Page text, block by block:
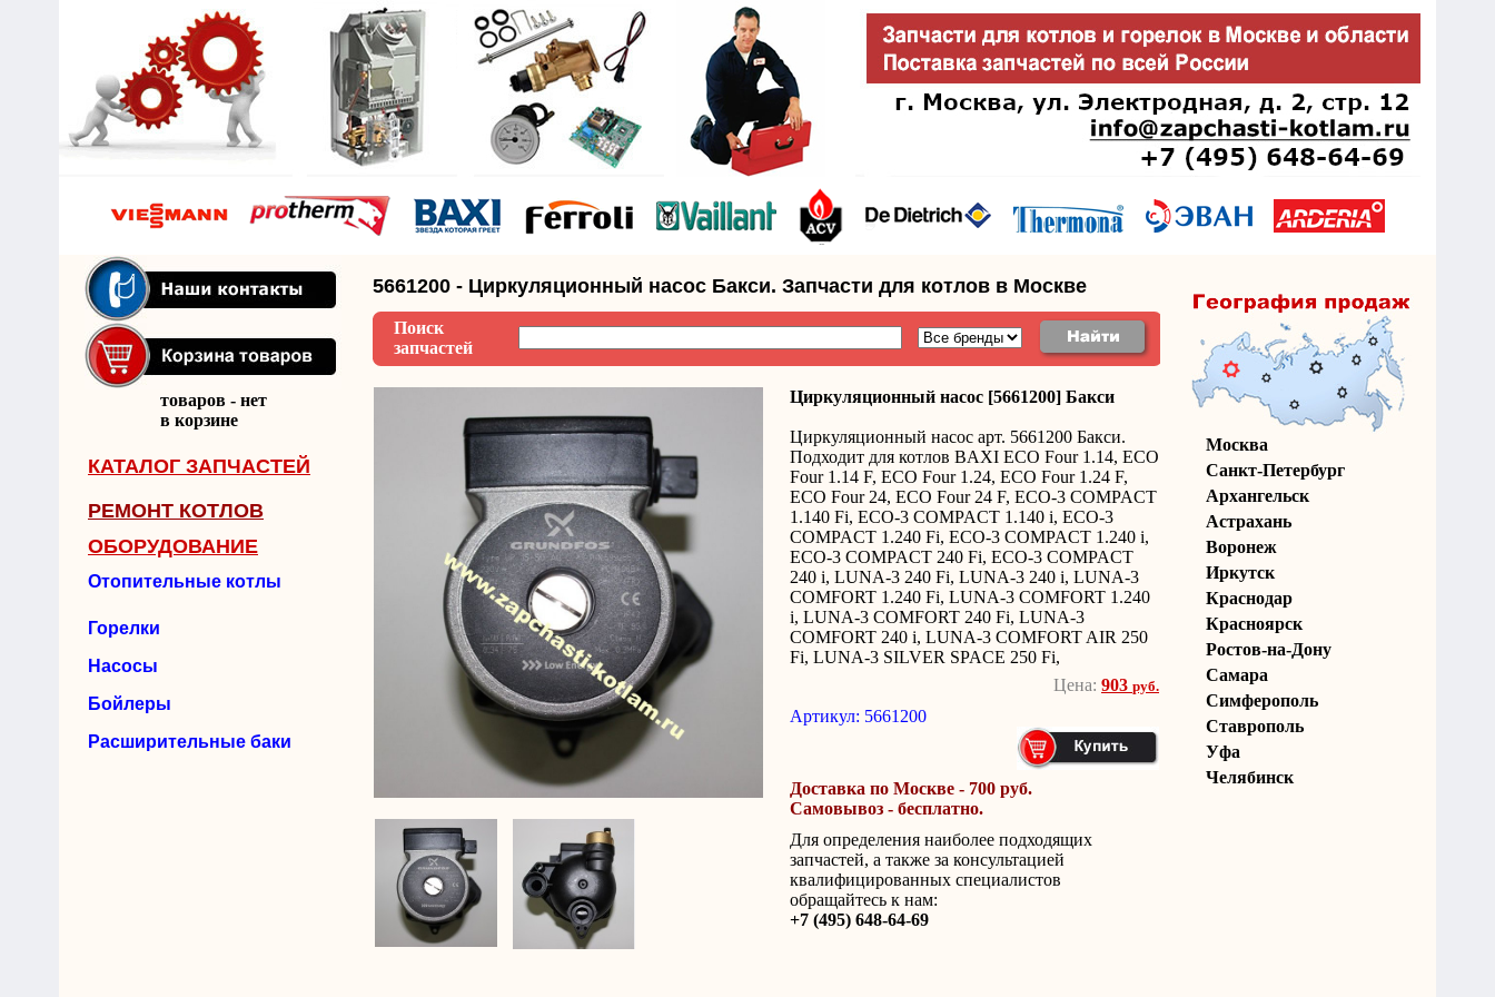
товаров - нет
в корзине
КАТАЛОГ ЗАПЧАСТЕЙ
РЕМОНТ КОТЛОВ
ОБОРУДОВАНИЕ
Отопительные котлы
Горелки
Насосы
Бойлеры
Расширительные баки
5661200 - Циркуляционный насос Бакси. Запчасти для котлов в Москве
Поиск
запчастей
Циркуляционный насос [5661200] Бакси
Циркуляционный насос арт. 5661200 Бакси.
Подходит для котлов BAXI ECO Four 1.14, ECO
Four 1.14 F, ECO Four 1.24, ECO Four 1.24 F,
ECO Four 24, ECO Four 24 F, ECO-3 COMPACT
1.140 Fi, ECO-3 COMPACT 1.140 i, ECO-3
COMPACT 1.240 Fi, ECO-3 COMPACT 1.240 i,
ECO-3 COMPACT 240 Fi, ECO-3 COMPACT
240 i, LUNA-3 240 Fi, LUNA-3 240 i, LUNA-3
COMFORT 1.240 Fi, LUNA-3 COMFORT 1.240
i, LUNA-3 COMFORT 240 Fi, LUNA-3
COMFORT 240 i, LUNA-3 COMFORT AIR 250
Fi, LUNA-3 SILVER SPACE 250 Fi,
Цена: 903 руб.
Артикул: 5661200
Доставка по Москве - 700 руб.
Самовывоз - бесплатно.
Для определения наиболее подходящих
запчастей, а также за консультацией
квалифицированных специалистов
обращайтесь к нам:
+7 (495) 648-64-69
Москва
Санкт-Петербург
Архангельск
Астрахань
Воронеж
Иркутск
Краснодар
Красноярск
Ростов-на-Дону
Самара
Симферополь
Ставрополь
Уфа
Челябинск